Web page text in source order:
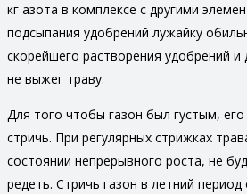
кг азота в комплексе с другими
подсыпания удобрений лужайку
скорейшего растворения удобрений
не выжег траву.
Для того чтобы газон был густым,
стричь. При регулярных стрижках
состоянии непрерывного роста, не
редеть. Стричь газон в летний